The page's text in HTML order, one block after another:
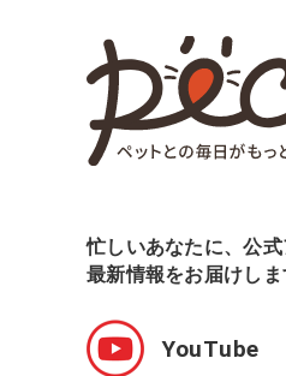
忙しいあなたに、公
最新情報をお届けしま
YouTube